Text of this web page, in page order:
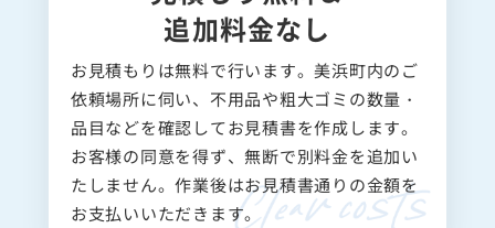
追加料金なし
お見積もりは無料で行います。美浜町内のご
依頼場所に伺い、不用品や粗大ゴミの数量・
品目などを確認してお見積書を作成します。
お客様の同意を得ず、無断で別料金を追加い
たしません。作業後はお見積書通りの金額を
お支払いいただきます。